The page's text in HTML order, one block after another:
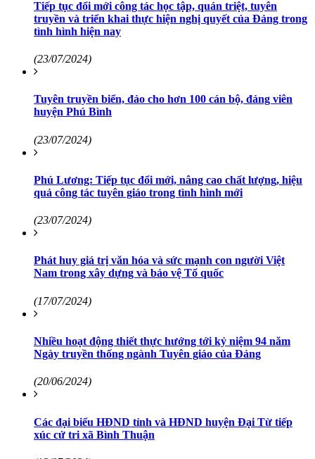
Tiếp tục đổi mới công tác học tập, quán triệt, tuyên
truyền và triển khai thực hiện nghị quyết của Đảng trong
tình hình hiện nay
(23/07/2024)
Tuyên truyền biển, đảo cho hơn 100 cán bộ, đảng viên
huyện Phú Bình
(23/07/2024)
Phú Lương: Tiếp tục đổi mới, nâng cao chất lượng, hiệu
quả công tác tuyên giáo trong tình hình mới
(23/07/2024)
Phát huy giá trị văn hóa và sức mạnh con người Việt
Nam trong xây dựng và bảo vệ Tổ quốc
(17/07/2024)
Nhiều hoạt động thiết thực hướng tới kỷ niệm 94 năm
Ngày truyền thống ngành Tuyên giáo của Đảng
(20/06/2024)
Các đại biểu HĐND tỉnh và HĐND huyện Đại Từ tiếp
xúc cử tri xã Bình Thuận